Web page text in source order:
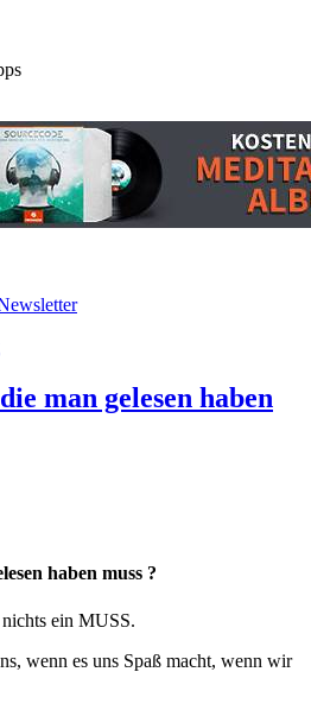
man gelesen haben
haben muss ?
ein MUSS.
wenn es uns Spaß macht, wenn wir